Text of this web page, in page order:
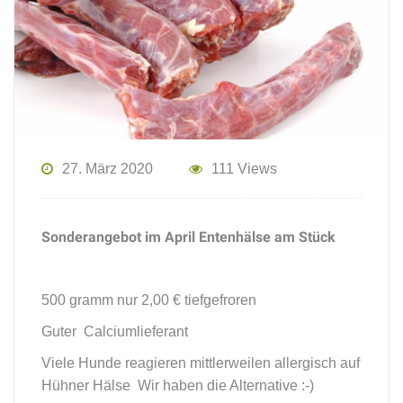
27. März 2020 111 Views
Sonderangebot im April Entenhälse am Stück
500 gramm nur 2,00 € tiefgefroren
Guter Calciumlieferant
Viele Hunde reagieren mittlerweilen allergisch auf
Hühner Hälse Wir haben die Alternative :-)